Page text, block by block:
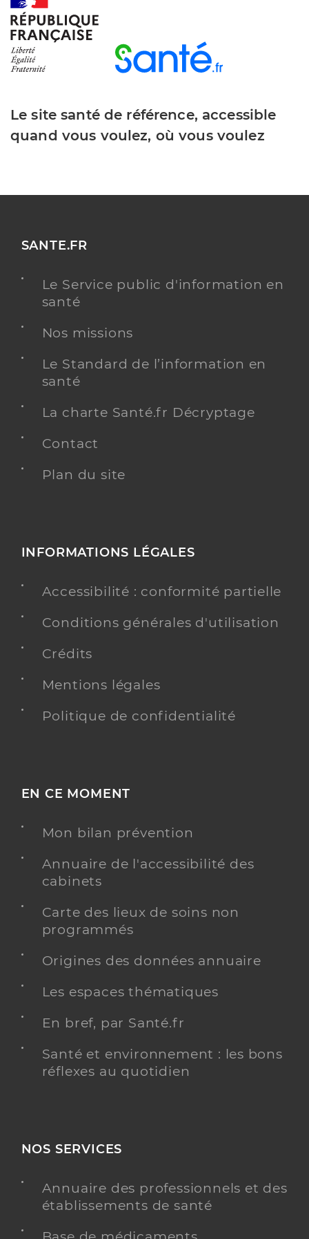
Le site santé de référence, accessible
quand vous voulez, où vous voulez
SANTE.FR
Le Service public d'information en
santé
Nos missions
Le Standard de l’information en
santé
La charte Santé.fr Décryptage
Contact
Plan du site
INFORMATIONS LÉGALES
Accessibilité : conformité partielle
Conditions générales d'utilisation
Crédits
Mentions légales
Politique de confidentialité
EN CE MOMENT
Mon bilan prévention
Annuaire de l'accessibilité des
cabinets
Carte des lieux de soins non
programmés
Origines des données annuaire
Les espaces thématiques
En bref, par Santé.fr
Santé et environnement : les bons
réflexes au quotidien
NOS SERVICES
Annuaire des professionnels et des
établissements de santé